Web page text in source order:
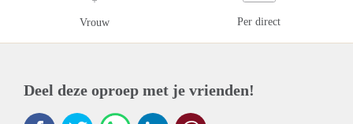
Vrouw Per direct
Deel deze oproep met je vrienden!